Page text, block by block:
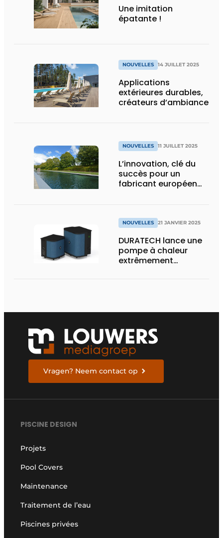
Une imitation
épatante !
NOUVELLES 14 JUILLET 2025
Applications
extérieures durables,
créateurs d’ambiance
NOUVELLES 11 JUILLET 2025
L’innovation, clé du
succès pour un
fabricant européen
NOUVELLES 21 JANVIER 2025
DURATECH lance une
pompe à chaleur
extrêmement
Vragen? Neem contact op
PISCINE DESIGN
Projets
Pool Covers
Maintenance
Traitement de l’eau
Piscines privées